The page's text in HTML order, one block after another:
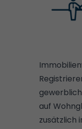
auf
zusätzlich